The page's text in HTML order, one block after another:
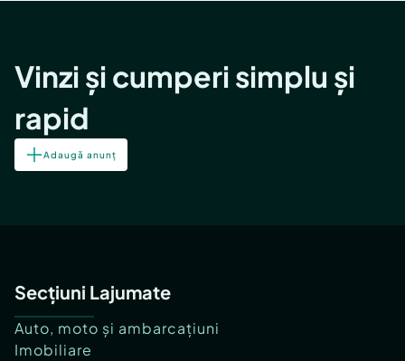
Vinzi și cumperi simplu și
rapid
Adaugă anunț
Secțiuni Lajumate
Auto, moto și ambarcațiuni
Imobiliare